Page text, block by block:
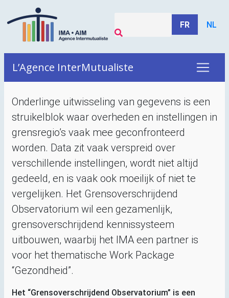
FR NL
L’Agence InterMutualiste
Onderlinge uitwisseling van gegevens is een
struikelblok waar overheden en instellingen in
grensregio’s vaak mee geconfronteerd
worden. Data zit vaak verspreid over
verschillende instellingen, wordt niet altijd
gedeeld, en is vaak ook moeilijk of niet te
vergelijken. Het Grensoverschrijdend
Observatorium wil een gezamenlijk,
grensoverschrijdend kennissysteem
uitbouwen, waarbij het IMA een partner is
voor het thematische Work Package
“Gezondheid”.
Het “Grensoverschrijdend Observatorium” is een